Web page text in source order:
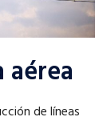
de líneas